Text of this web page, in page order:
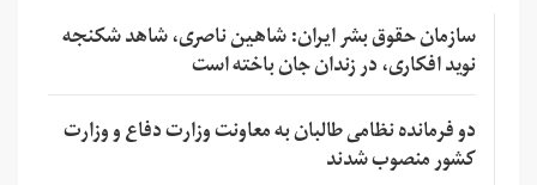
سازمان حقوق بشر ایران: شاهین ناصری، شاهد شکنجه
نوید افکاری، در زندان جان باخته است
دو فرمانده نظامی طالبان به معاونت وزارت دفاع و وزارت
کشور منصوب شدند